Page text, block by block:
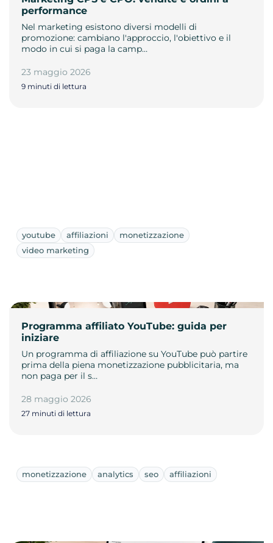
performance
Nel marketing esistono diversi modelli di
promozione: cambiano l'approccio, l'obiettivo e il
modo in cui si paga la camp…
23 maggio 2026
9 minuti di lettura
youtube affiliazioni
monetizzazione
video marketing
Programma affiliato YouTube: guida per
iniziare
Un programma di affiliazione su YouTube può partire
prima della piena monetizzazione pubblicitaria, ma
non paga per il s…
28 maggio 2026
27 minuti di lettura
monetizzazione analytics seo affiliazioni